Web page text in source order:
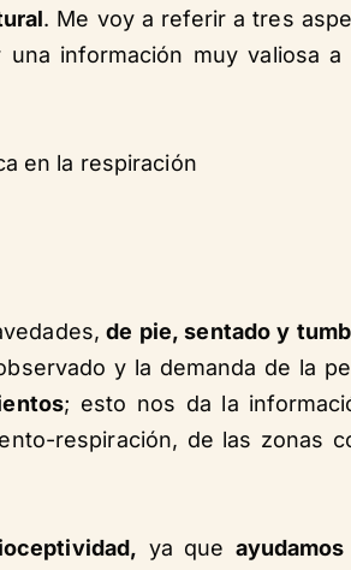
. Me voy a referir a tres
información muy valiosa
en la respiración
de pie, sentado y
y la demanda de la
; esto nos da la
respiración, de las zonas
ya que